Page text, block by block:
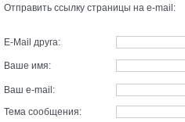
Отправить ссылку страницы на e-mail:
E-Mail друга:
Ваше имя:
Ваш e-mail:
Тема сообщения: